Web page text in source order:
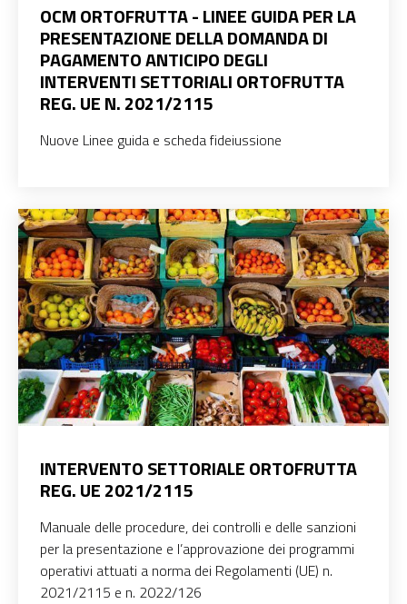
OCM ORTOFRUTTA - LINEE GUIDA PER LA
PRESENTAZIONE DELLA DOMANDA DI
PAGAMENTO ANTICIPO DEGLI
INTERVENTI SETTORIALI ORTOFRUTTA
REG. UE N. 2021/2115
Nuove Linee guida e scheda fideiussione
INTERVENTO SETTORIALE ORTOFRUTTA
REG. UE 2021/2115
Manuale delle procedure, dei controlli e delle sanzioni
per la presentazione e l’approvazione dei programmi
operativi attuati a norma dei Regolamenti (UE) n.
2021/2115 e n. 2022/126